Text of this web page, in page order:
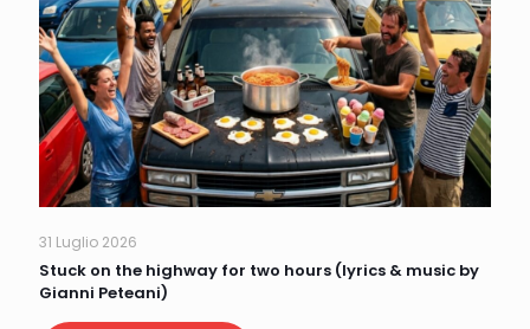
31 Luglio 2026
Stuck on the highway for two hours (lyrics & music by
Gianni Peteani)